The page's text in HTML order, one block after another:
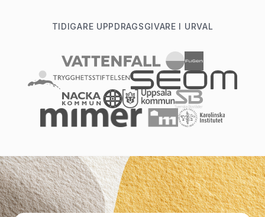
TIDIGARE UPPDRAGSGIVARE I URVAL